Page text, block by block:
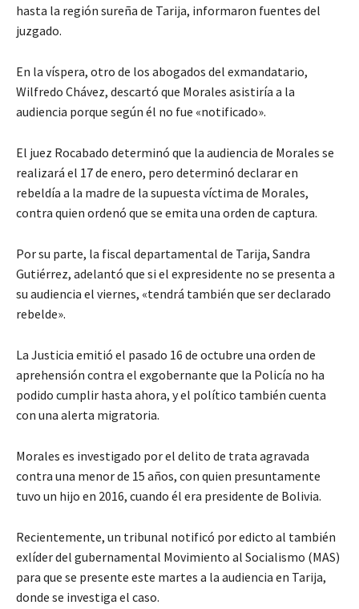
hasta la región sureña de Tarija, informaron fuentes del
juzgado.
En la víspera, otro de los abogados del exmandatario,
Wilfredo Chávez, descartó que Morales asistiría a la
audiencia porque según él no fue «notificado».
El juez Rocabado determinó que la audiencia de Morales se
realizará el 17 de enero, pero determinó declarar en
rebeldía a la madre de la supuesta víctima de Morales,
contra quien ordenó que se emita una orden de captura.
Por su parte, la fiscal departamental de Tarija, Sandra
Gutiérrez, adelantó que si el expresidente no se presenta a
su audiencia el viernes, «tendrá también que ser declarado
rebelde».
La Justicia emitió el pasado 16 de octubre una orden de
aprehensión contra el exgobernante que la Policía no ha
podido cumplir hasta ahora, y el político también cuenta
con una alerta migratoria.
Morales es investigado por el delito de trata agravada
contra una menor de 15 años, con quien presuntamente
tuvo un hijo en 2016, cuando él era presidente de Bolivia.
Recientemente, un tribunal notificó por edicto al también
exlíder del gubernamental Movimiento al Socialismo (MAS)
para que se presente este martes a la audiencia en Tarija,
donde se investiga el caso.